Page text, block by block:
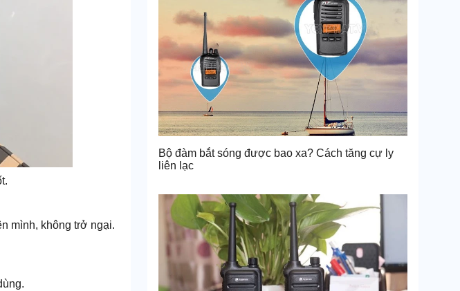
mình, không trở ngại.
Bộ đàm bắt sóng được bao xa? Cách tăng cự ly
liên lạc